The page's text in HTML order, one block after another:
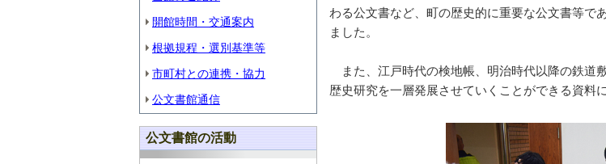
開館時間・交通案内
根拠規程・選別基準等
市町村との連携・協力
公文書館通信
公文書館の活動
わる公文書など、町の歴史的に重要な公文書等で
ました。
また、江戸時代の検地帳、明治時代以降の鉄道
歴史研究を一層発展させていくことができる資料